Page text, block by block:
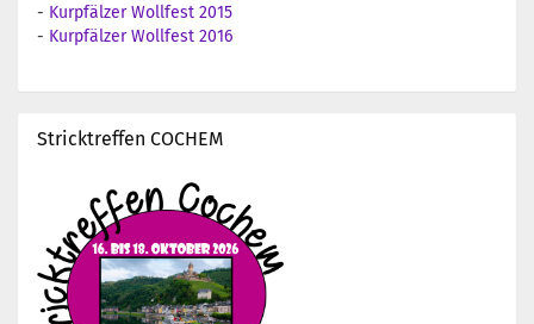
- Kurpfälzer Wollfest 2015
- Kurpfälzer Wollfest 2016
Stricktreffen COCHEM